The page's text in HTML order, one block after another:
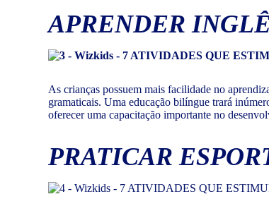
APRENDER
As crianças possuem mais facilidade no
gramaticais. Uma educação bilíngue trará
oferecer uma capacitação importante no
PRATICAR